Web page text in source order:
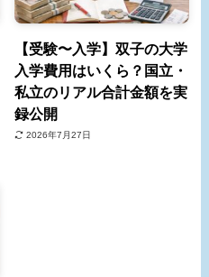
【受験〜入学】双子の大学
入学費用はいくら？国立・
私立のリアル合計金額を実
録公開
2026年7月27日